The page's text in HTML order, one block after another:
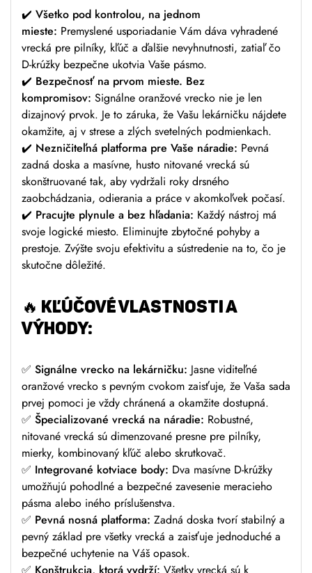
✔️ Všetko pod kontrolou, na jednom
mieste: Premyslené usporiadanie Vám dáva vyhradené
vrecká pre pilníky, kľúč a ďalšie nevyhnutnosti, zatiaľ čo
D-krúžky bezpečne ukotvia Vaše pásmo.
✔️ Bezpečnosť na prvom mieste. Bez
kompromisov: Signálne oranžové vrecko nie je len
dizajnový prvok. Je to záruka, že Vašu lekárničku nájdete
okamžite, aj v strese a zlých svetelných podmienkach.
✔️ Nezničiteľná platforma pre Vaše náradie: Pevná
zadná doska a masívne, husto nitované vrecká sú
skonštruované tak, aby vydržali roky drsného
zaobchádzania, odierania a práce v akomkoľvek počasí.
✔️ Pracujte plynule a bez hľadania: Každý nástroj má
svoje logické miesto. Eliminujte zbytočné pohyby a
prestoje. Zvýšte svoju efektivitu a sústredenie na to, čo je
skutočne dôležité.
🔥 KĽÚČOVÉ VLASTNOSTI A
VÝHODY:
✅ Signálne vrecko na lekárničku: Jasne viditeľné
oranžové vrecko s pevným cvokom zaisťuje, že Vaša sada
prvej pomoci je vždy chránená a okamžite dostupná.
✅ Špecializované vrecká na náradie: Robustné,
nitované vrecká sú dimenzované presne pre pilníky,
mierky, kombinovaný kľúč alebo skrutkovač.
✅ Integrované kotviace body: Dva masívne D-krúžky
umožňujú pohodlné a bezpečné zavesenie meracieho
pásma alebo iného príslušenstva.
✅ Pevná nosná platforma: Zadná doska tvorí stabilný a
pevný základ pre všetky vrecká a zaisťuje jednoduché a
bezpečné uchytenie na Váš opasok.